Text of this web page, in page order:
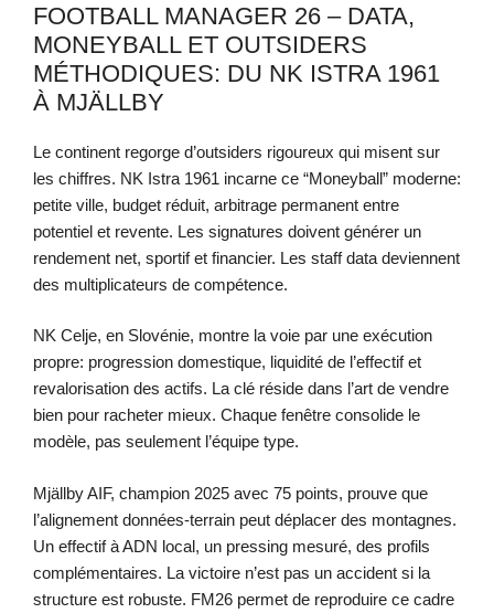
FOOTBALL MANAGER 26 – DATA,
MONEYBALL ET OUTSIDERS
MÉTHODIQUES: DU NK ISTRA 1961
À MJÄLLBY
Le continent regorge d’outsiders rigoureux qui misent sur
les chiffres. NK Istra 1961 incarne ce “Moneyball” moderne:
petite ville, budget réduit, arbitrage permanent entre
potentiel et revente. Les signatures doivent générer un
rendement net, sportif et financier. Les staff data deviennent
des multiplicateurs de compétence.
NK Celje, en Slovénie, montre la voie par une exécution
propre: progression domestique, liquidité de l’effectif et
revalorisation des actifs. La clé réside dans l’art de vendre
bien pour racheter mieux. Chaque fenêtre consolide le
modèle, pas seulement l’équipe type.
Mjällby AIF, champion 2025 avec 75 points, prouve que
l’alignement données-terrain peut déplacer des montagnes.
Un effectif à ADN local, un pressing mesuré, des profils
complémentaires. La victoire n’est pas un accident si la
structure est robuste. FM26 permet de reproduire ce cadre